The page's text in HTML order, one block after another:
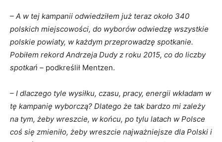
– A w tej kampanii odwiedziłem już teraz około 340
polskich miejscowości, do wyborów odwiedzę wszystkie
polskie powiaty, w każdym przeprowadzę spotkanie.
Pobiłem rekord Andrzeja Dudy z roku 2015, co do liczby
spotkań – podkreślił Mentzen.
– I dlaczego tyle wysiłku, czasu, pracy, energii wkładam w
tę kampanię wyborczą? Dlatego że tak bardzo mi zależy
na tym, żeby wreszcie, w końcu, po tylu latach w Polsce
coś się zmieniło, żeby wreszcie najważniejsze dla Polski i